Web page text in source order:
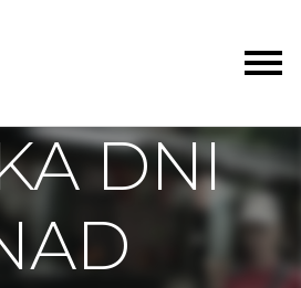
DNI